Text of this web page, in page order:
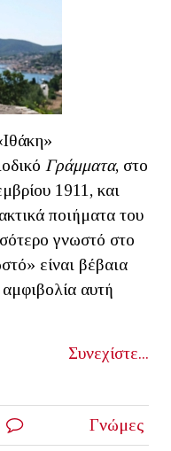
Γράμματα, στο
1911, και
ποιήματα του
γνωστό στο
είναι βέβαια
αυτή
Συνεχίστε...
Γνώμες